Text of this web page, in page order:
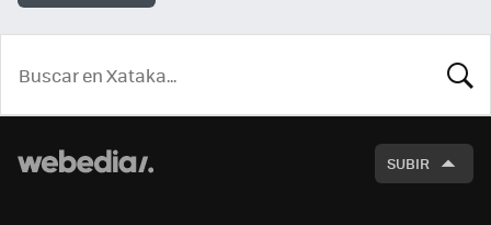
SUBIR